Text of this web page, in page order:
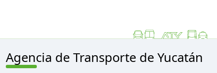
Agencia de Transporte de Yucatán